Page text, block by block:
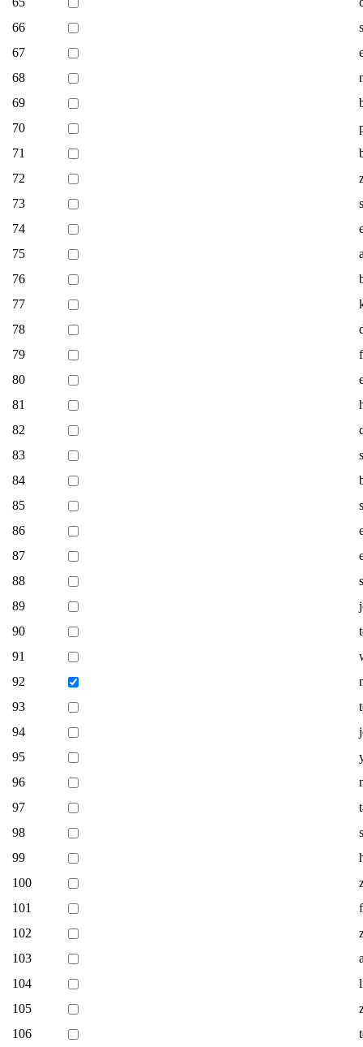
66
67
68
69
70
71
72
73
74
75
76
77
78
79
80
81
82
83
84
85
86
87
88
89
90
91
92
93
94
95
96
97
98
99
100
101
102
103
104
105
106